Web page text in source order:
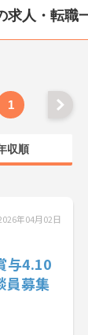
求人・転職
1
収順
年04月02日
与4.10
員募集